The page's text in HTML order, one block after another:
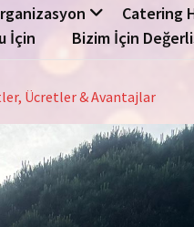
Catering
İçin Bizim İçin
Ücretler & Avantajlar